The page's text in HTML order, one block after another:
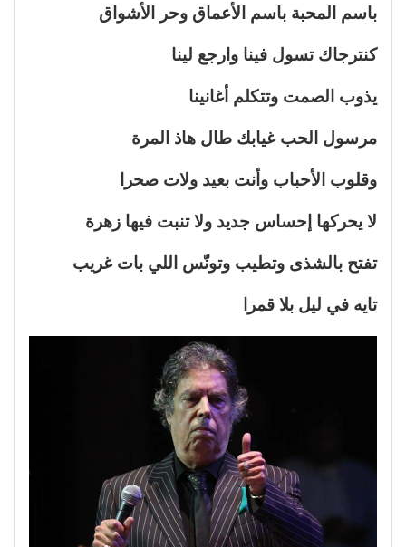
باسم المحبة باسم الأعماق وحر الأشواق
كنترجاك تسول فينا وارجع لينا
يذوب الصمت وتتكلم أغانينا
مرسول الحب غيابك طال هاذ المرة
وقلوب الأحباب وأنت بعيد ولات صحرا
لا يحركها إحساس جديد ولا تنبت فيها زهرة
تفتح بالشذى وتطيب وتونّس اللي بات غريب
تايه في ليل بلا قمرا